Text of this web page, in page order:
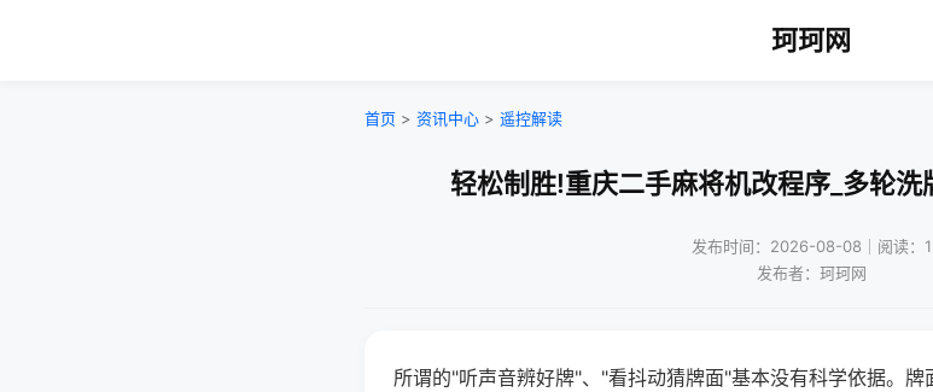
珂珂网
首页 > 资讯中心 > 遥控解读
轻松制胜!重庆二手麻将机改程序_多轮
发布时间：2026-08-08｜阅读：1
发布者：珂珂网
所谓的"听声音辨好牌"、"看抖动猜牌面"基本没有科学依据。